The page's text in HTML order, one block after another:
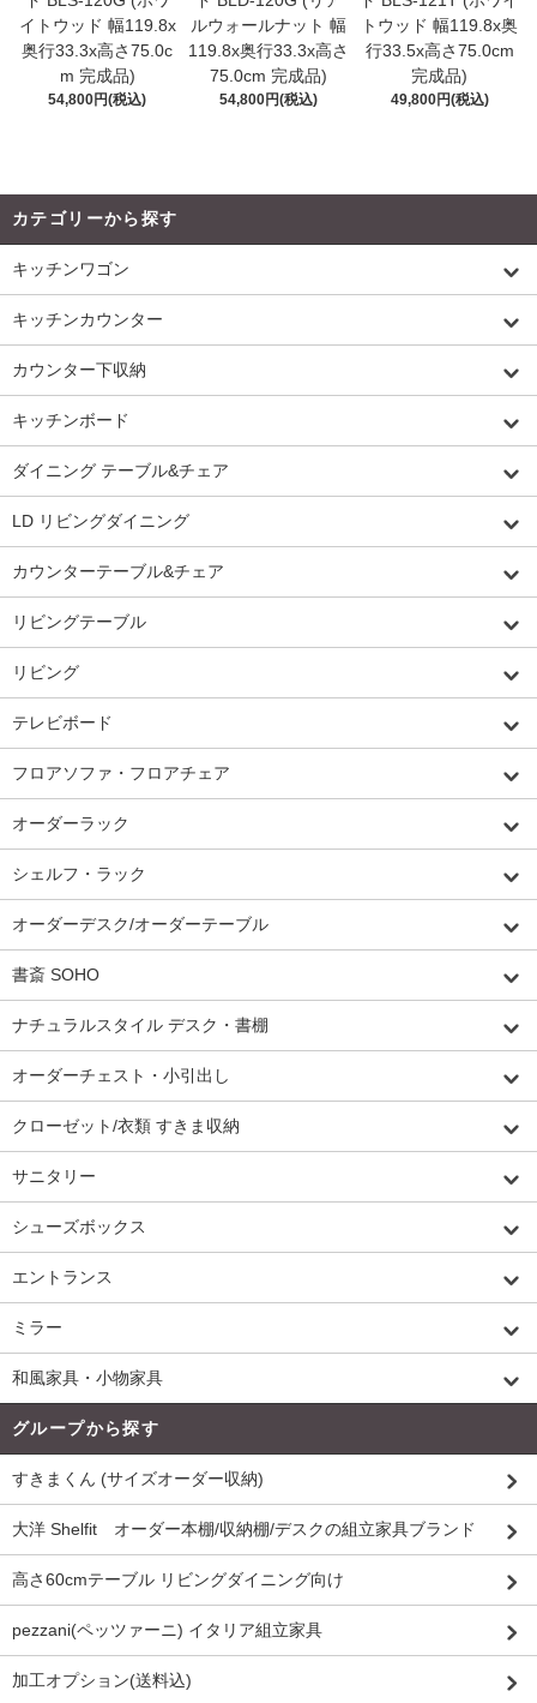
イトウッド 幅119.8x
奥行33.3x高さ75.0c
m 完成品)
54,800円(税込)
ルウォールナット 幅
119.8x奥行33.3x高さ
75.0cm 完成品)
54,800円(税込)
トウッド 幅119.8x奥
行33.5x高さ75.0cm
完成品)
49,800円(税込)
カテゴリーから探す
キッチンワゴン
キッチンカウンター
カウンター下収納
キッチンボード
ダイニング テーブル&チェア
LD リビングダイニング
カウンターテーブル&チェア
リビングテーブル
リビング
テレビボード
フロアソファ・フロアチェア
オーダーラック
シェルフ・ラック
オーダーデスク/オーダーテーブル
書斎 SOHO
ナチュラルスタイル デスク・書棚
オーダーチェスト・小引出し
クローゼット/衣類 すきま収納
サニタリー
シューズボックス
エントランス
ミラー
和風家具・小物家具
グループから探す
すきまくん (サイズオーダー収納)
大洋 Shelfit オーダー本棚/収納棚/デスクの組立家具ブランド
高さ60cmテーブル リビングダイニング向け
pezzani(ペッツァーニ) イタリア組立家具
加工オプション(送料込)